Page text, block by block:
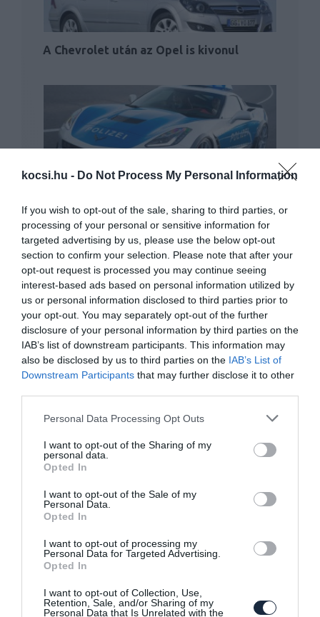
kocsi.hu - Do Not Process My Personal Information
If you wish to opt-out of the sale, sharing to third parties, or
processing of your personal or sensitive information for
targeted advertising by us, please use the below opt-out
section to confirm your selection. Please note that after your
opt-out request is processed you may continue seeing
interest-based ads based on personal information utilized by
us or personal information disclosed to third parties prior to
your opt-out. You may separately opt-out of the further
disclosure of your personal information by third parties on the
IAB’s list of downstream participants. This information may
also be disclosed by us to third parties on the IAB’s List of
Downstream Participants that may further disclose it to other
Please note that this website/app uses one or more Google
not limited to your visit or usage behaviour. You may click to
grant or deny consent to Google and its third-party tags to
use your data for below specified purposes in below Google
consent section.
Personal Data Processing Opt Outs
I want to opt-out of the Sharing of my
personal data.
Opted In
I want to opt-out of the Sale of my
Personal Data.
Opted In
I want to opt-out of processing my
Personal Data for Targeted Advertising.
Opted In
I want to opt-out of Collection, Use,
Retention, Sale, and/or Sharing of my
Personal Data that Is Unrelated with the
A Chevrolet után az Opel is kivonul
Ismét egy Corvette vezeti majd fel az
Indy 500 mezőnyét
siethet a segítségedre!